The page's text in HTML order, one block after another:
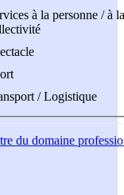
à la personne / à la
/ Logistique
du domaine